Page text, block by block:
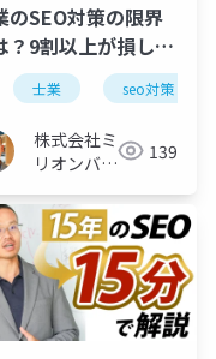
のSEO対策の限界
？9割以上が損して
とし穴キーワー
士業 seo対策
株式会社ミ
リオンバリ
139